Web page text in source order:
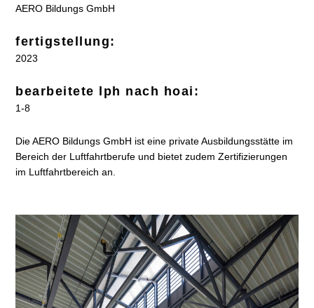
AERO Bildungs GmbH
fertigstellung:
2023
bearbeitete lph nach hoai:
1-8
Die AERO Bildungs GmbH ist eine private Ausbildungsstätte im
Bereich der Luftfahrtberufe und bietet zudem Zertifizierungen
im Luftfahrtbereich an.